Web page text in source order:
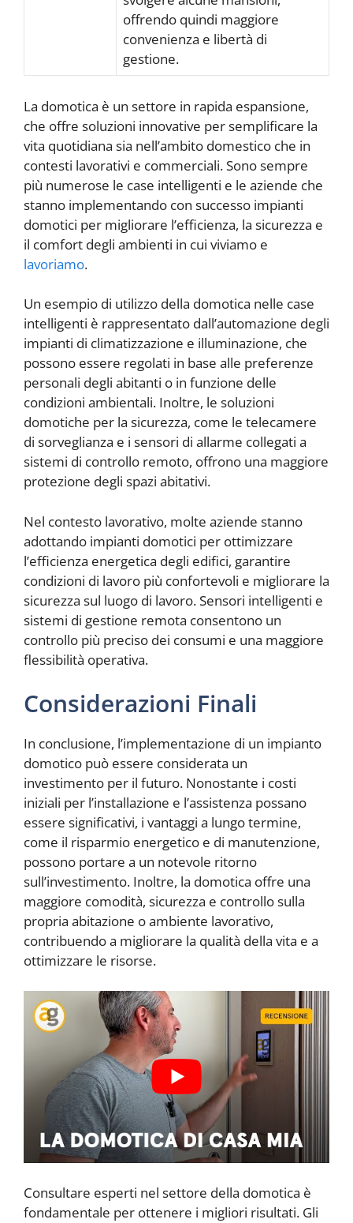
offrendo quindi maggiore
convenienza e libertà di
gestione.
La domotica è un settore in rapida espansione,
che offre soluzioni innovative per semplificare la
vita quotidiana sia nell’ambito domestico che in
contesti lavorativi e commerciali. Sono sempre
più numerose le case intelligenti e le aziende che
stanno implementando con successo impianti
domotici per migliorare l’efficienza, la sicurezza e
il comfort degli ambienti in cui viviamo e
lavoriamo.
Un esempio di utilizzo della domotica nelle case
intelligenti è rappresentato dall’automazione degli
impianti di climatizzazione e illuminazione, che
possono essere regolati in base alle preferenze
personali degli abitanti o in funzione delle
condizioni ambientali. Inoltre, le soluzioni
domotiche per la sicurezza, come le telecamere
di sorveglianza e i sensori di allarme collegati a
sistemi di controllo remoto, offrono una maggiore
protezione degli spazi abitativi.
Nel contesto lavorativo, molte aziende stanno
adottando impianti domotici per ottimizzare
l’efficienza energetica degli edifici, garantire
condizioni di lavoro più confortevoli e migliorare la
sicurezza sul luogo di lavoro. Sensori intelligenti e
sistemi di gestione remota consentono un
controllo più preciso dei consumi e una maggiore
flessibilità operativa.
Considerazioni Finali
In conclusione, l’implementazione di un impianto
domotico può essere considerata un
investimento per il futuro. Nonostante i costi
iniziali per l’installazione e l’assistenza possano
essere significativi, i vantaggi a lungo termine,
come il risparmio energetico e di manutenzione,
possono portare a un notevole ritorno
sull’investimento. Inoltre, la domotica offre una
maggiore comodità, sicurezza e controllo sulla
propria abitazione o ambiente lavorativo,
contribuendo a migliorare la qualità della vita e a
ottimizzare le risorse.
Consultare esperti nel settore della domotica è
fondamentale per ottenere i migliori risultati. Gli